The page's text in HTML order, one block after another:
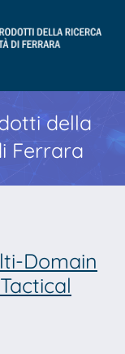
della
Ferrara
Domain